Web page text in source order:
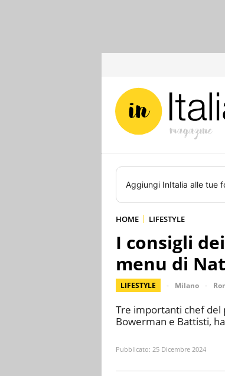
Aggiungi InItalia alle tue
HOME LIFESTYLE
I consigli
menu di
LIFESTYLE Milano
Tre importanti chef del
Bowerman e Battisti,
Pubblicato: 25 Dicembre 2024